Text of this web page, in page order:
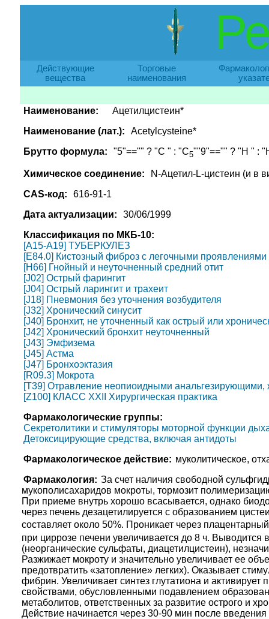
Действующие
вещества
Торговые
наименования
Наименование:
Ацетилцистеин*
Наименование (лат.):
Acetylcysteine*
Брутто формула:
"5"=="" ? "C " : "C5""9"=="" ? "H " :
Химическое соединение:
N-Ацетил-L-цистеин (и в
CAS-код:
616-91-1
Дата актуализации:
30/06/1999
Классификация по МКБ-10:
[A15-A19] ТУБЕРКУЛЕЗ
[E84.0] Кистозный фиброз с легочными проявлениями
[H66] Гнойный и неуточненный средний отит
[J02] Острый фарингит
[J04] Острый ларингит и трахеит
[J18] Пневмония без уточнения возбудителя
[J32] Хронический синусит
[J40] Бронхит, не уточненный как острый или
[J42] Хронический бронхит неуточненный
[J43] Эмфизема
[J45] Астма
[J47] Бронхоэктазия
[R09.3] Мокрота
[T39] Отравление неопиоидными
[Z100] КЛАСС XXII Хирургическая практика
Фармакологические группы:
Секретолитики и стимуляторы моторной функции
Детоксицирующие средства, включая антидоты
Фармакологическое действие: муколитическое,
Фармакология: За счет наличия свободной
мукополисахаридов мокроты, тормозит
При приеме внутрь хорошо всасывается, однако
через печень дезацетилируется с образованием
составляет около 50%. Проникает через
при циррозе печени увеличивается до 8 ч.
(неорганические сульфаты, диацетилцистеин),
Разжижает мокроту и значительно увеличивает ее
предотвратить «затопление» легких). Оказывает
фибрин. Увеличивает синтез глутатиона и
свойствами, обусловленными подавлением
метаболитов, ответственных за развитие острого и
Действие начинается через 30-90 мин после введения